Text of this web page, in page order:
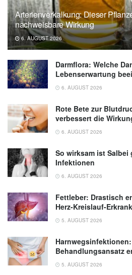
Exposure to Artificial
Sleeping With Risk
JAMA Internal
10.06.2019),JAMA
Arterienverkalkung: Dieser
nachweisbare Wirkung
6. AUGUST 2026
Darmflora: Welche
Lebenserwartung
6. AUGUST 2026
Rote Bete zur
verbessert die
6. AUGUST 2026
So wirksam ist
Infektionen
6. AUGUST 2026
Fettleber: Drastisch
Herz-Kreislauf-
5. AUGUST 2026
Behandlungsansatz
5. AUGUST 2026